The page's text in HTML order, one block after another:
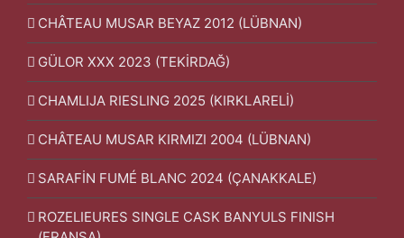
CHÂTEAU MUSAR BEYAZ 2012 (LÜBNAN)
GÜLOR XXX 2023 (TEKİRDAĞ)
CHAMLIJA RIESLING 2025 (KIRKLARELİ)
CHÂTEAU MUSAR KIRMIZI 2004 (LÜBNAN)
SARAFİN FUMÉ BLANC 2024 (ÇANAKKALE)
ROZELIEURES SINGLE CASK BANYULS FINISH